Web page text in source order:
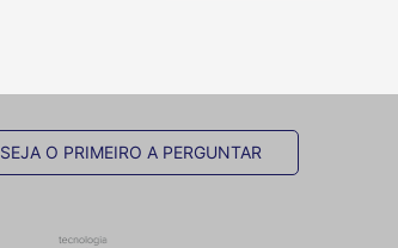
SEJA O PRIMEIRO A PERGUNTAR